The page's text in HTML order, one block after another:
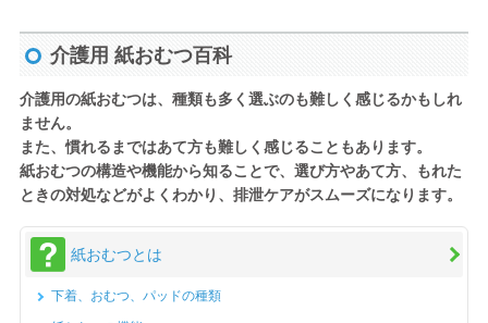
介護用 紙おむつ百科
介護用の紙おむつは、種類も多く選ぶのも難しく感じるかもしれ
ません。
また、慣れるまではあて方も難しく感じることもあります。
紙おむつの構造や機能から知ることで、選び方やあて方、もれた
ときの対処などがよくわかり、排泄ケアがスムーズになります。
紙おむつとは
下着、おむつ、パッドの種類